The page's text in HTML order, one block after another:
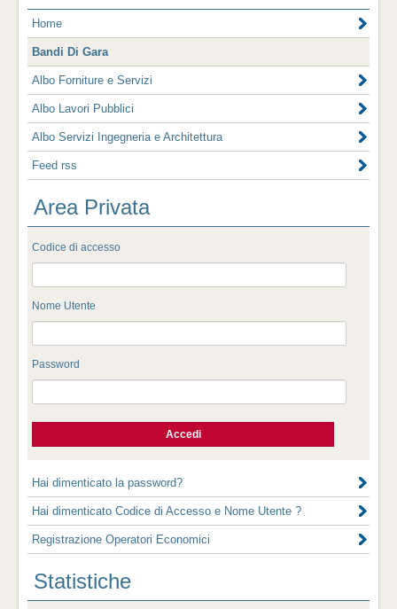
Home
Bandi Di Gara
Albo Forniture e Servizi
Albo Lavori Pubblici
Albo Servizi Ingegneria e Architettura
Feed rss
Area Privata
Codice di accesso
Nome Utente
Password
Hai dimenticato la password?
Hai dimenticato Codice di Accesso e Nome Utente ?
Registrazione Operatori Economici
Statistiche